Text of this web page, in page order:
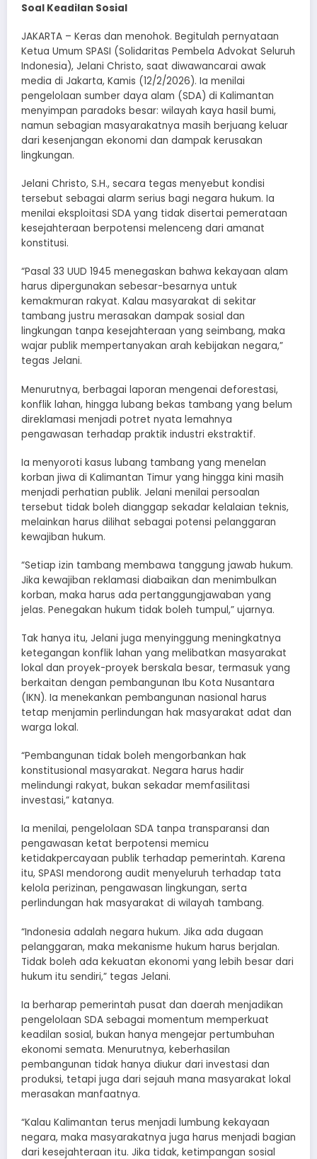
Soal Keadilan Sosial
JAKARTA – Keras dan menohok. Begitulah pernyataan
Ketua Umum SPASI (Solidaritas Pembela Advokat Seluruh
Indonesia), Jelani Christo, saat diwawancarai awak
media di Jakarta, Kamis (12/2/2026). Ia menilai
pengelolaan sumber daya alam (SDA) di Kalimantan
menyimpan paradoks besar: wilayah kaya hasil bumi,
namun sebagian masyarakatnya masih berjuang keluar
dari kesenjangan ekonomi dan dampak kerusakan
lingkungan.
Jelani Christo, S.H., secara tegas menyebut kondisi
tersebut sebagai alarm serius bagi negara hukum. Ia
menilai eksploitasi SDA yang tidak disertai pemerataan
kesejahteraan berpotensi melenceng dari amanat
konstitusi.
“Pasal 33 UUD 1945 menegaskan bahwa kekayaan alam
harus dipergunakan sebesar-besarnya untuk
kemakmuran rakyat. Kalau masyarakat di sekitar
tambang justru merasakan dampak sosial dan
lingkungan tanpa kesejahteraan yang seimbang, maka
wajar publik mempertanyakan arah kebijakan negara,”
tegas Jelani.
Menurutnya, berbagai laporan mengenai deforestasi,
konflik lahan, hingga lubang bekas tambang yang belum
direklamasi menjadi potret nyata lemahnya
pengawasan terhadap praktik industri ekstraktif.
Ia menyoroti kasus lubang tambang yang menelan
korban jiwa di Kalimantan Timur yang hingga kini masih
menjadi perhatian publik. Jelani menilai persoalan
tersebut tidak boleh dianggap sekadar kelalaian teknis,
melainkan harus dilihat sebagai potensi pelanggaran
kewajiban hukum.
“Setiap izin tambang membawa tanggung jawab hukum.
Jika kewajiban reklamasi diabaikan dan menimbulkan
korban, maka harus ada pertanggungjawaban yang
jelas. Penegakan hukum tidak boleh tumpul,” ujarnya.
Tak hanya itu, Jelani juga menyinggung meningkatnya
ketegangan konflik lahan yang melibatkan masyarakat
lokal dan proyek-proyek berskala besar, termasuk yang
berkaitan dengan pembangunan Ibu Kota Nusantara
(IKN). Ia menekankan pembangunan nasional harus
tetap menjamin perlindungan hak masyarakat adat dan
warga lokal.
“Pembangunan tidak boleh mengorbankan hak
konstitusional masyarakat. Negara harus hadir
melindungi rakyat, bukan sekadar memfasilitasi
investasi,” katanya.
Ia menilai, pengelolaan SDA tanpa transparansi dan
pengawasan ketat berpotensi memicu
ketidakpercayaan publik terhadap pemerintah. Karena
itu, SPASI mendorong audit menyeluruh terhadap tata
kelola perizinan, pengawasan lingkungan, serta
perlindungan hak masyarakat di wilayah tambang.
“Indonesia adalah negara hukum. Jika ada dugaan
pelanggaran, maka mekanisme hukum harus berjalan.
Tidak boleh ada kekuatan ekonomi yang lebih besar dari
hukum itu sendiri,” tegas Jelani.
Ia berharap pemerintah pusat dan daerah menjadikan
pengelolaan SDA sebagai momentum memperkuat
keadilan sosial, bukan hanya mengejar pertumbuhan
ekonomi semata. Menurutnya, keberhasilan
pembangunan tidak hanya diukur dari investasi dan
produksi, tetapi juga dari sejauh mana masyarakat lokal
merasakan manfaatnya.
“Kalau Kalimantan terus menjadi lumbung kekayaan
negara, maka masyarakatnya juga harus menjadi bagian
dari kesejahteraan itu. Jika tidak, ketimpangan sosial